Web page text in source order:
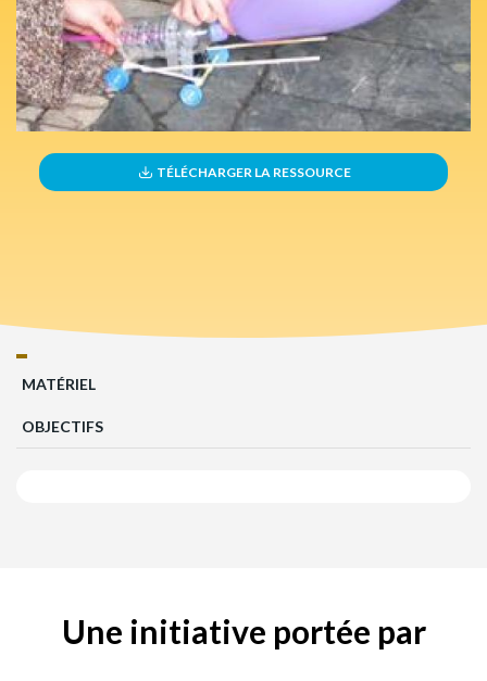
TÉLÉCHARGER LA RESSOURCE
MATÉRIEL
OBJECTIFS
Une initiative portée par